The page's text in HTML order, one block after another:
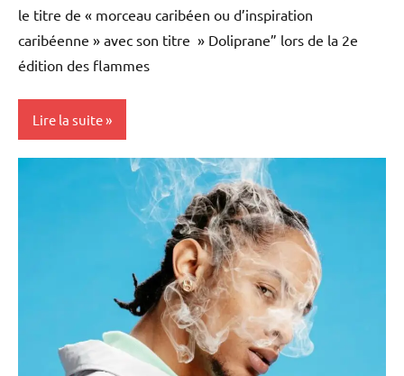
le titre de « morceau caribéen ou d’inspiration
caribéenne » avec son titre » Doliprane” lors de la 2e
édition des flammes
Lire la suite
Musique